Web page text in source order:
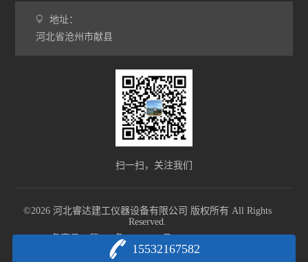
地址：
河北省沧州市献县
扫一扫，关注我们
©2026 河北睿达建工仪器设备有限公司 版权所有 All Rights
Reserved.
备案号：冀ICP备18002055号-1
技术支持：
化工仪器网 管理登陆
15532167582